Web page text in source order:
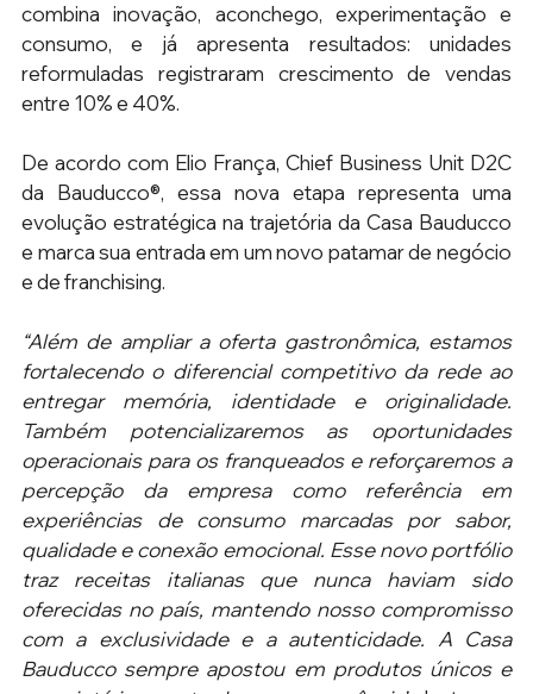
combina inovação, aconchego, experimentação e
consumo, e já apresenta resultados: unidades
reformuladas registraram crescimento de vendas
entre 10% e 40%.
De acordo com Elio França, Chief Business Unit D2C
da Bauducco®, essa nova etapa representa uma
evolução estratégica na trajetória da Casa Bauducco
e marca sua entrada em um novo patamar de negócio
e de franchising.
“Além de ampliar a oferta gastronômica, estamos
fortalecendo o diferencial competitivo da rede ao
entregar memória, identidade e originalidade.
Também potencializaremos as oportunidades
operacionais para os franqueados e reforçaremos a
percepção da empresa como referência em
experiências de consumo marcadas por sabor,
qualidade e conexão emocional. Esse novo portfólio
traz receitas italianas que nunca haviam sido
oferecidas no país, mantendo nosso compromisso
com a exclusividade e a autenticidade. A Casa
Bauducco sempre apostou em produtos únicos e